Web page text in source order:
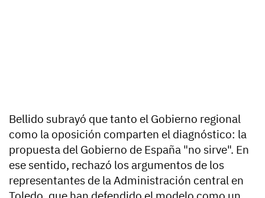
Bellido subrayó que tanto el Gobierno regional
como la oposición comparten el diagnóstico: la
propuesta del Gobierno de España "no sirve". En
ese sentido, rechazó los argumentos de los
representantes de la Administración central en